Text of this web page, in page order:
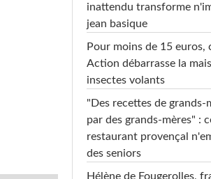
inattendu transforme
jean basique
Pour moins de 15 euros,
Action débarrasse la
insectes volants
"Des recettes de grands-
par des grands-mères" :
restaurant provençal
des seniors
Hélène de Fougerolles,